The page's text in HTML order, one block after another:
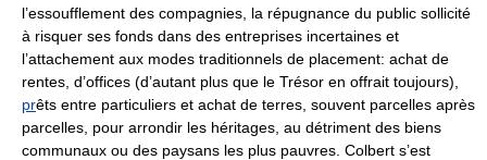
l’essoufflement des compagnies, la répugnance du public sollicité
à risquer ses fonds dans des entreprises incertaines et
l’attachement aux modes traditionnels de placement: achat de
rentes, d’offices (d’autant plus que le Trésor en offrait toujours),
prêts entre particuliers et achat de terres, souvent parcelles après
parcelles, pour arrondir les héritages, au détriment des biens
communaux ou des paysans les plus pauvres. Colbert s’est